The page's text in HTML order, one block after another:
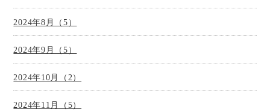
2024年8月（5）
2024年9月（5）
2024年10月（2）
2024年11月（5）